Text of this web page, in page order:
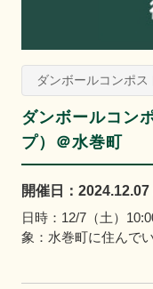
ダンボールコンポス
ダンボールコン
プ）＠水巻町
開催日：
日時：12/7（土）
象：水巻町に住んで